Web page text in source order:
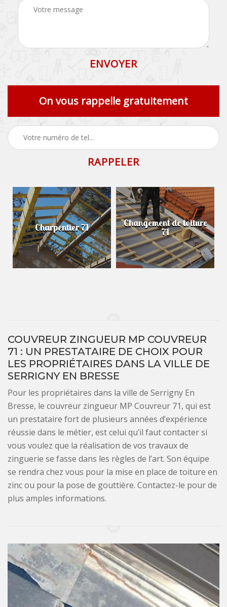
On vous rappelle gratuitement
Charpentier 71 Changement de toiture
71
COUVREUR ZINGUEUR MP COUVREUR
71 : UN PRESTATAIRE DE CHOIX POUR
LES PROPRIÉTAIRES DANS LA VILLE DE
SERRIGNY EN BRESSE
Pour les propriétaires dans la ville de Serrigny En
Bresse, le couvreur zingueur MP Couvreur 71, qui est
un prestataire fort de plusieurs années d’expérience
réussie dans le métier, est celui qu’il faut contacter si
vous voulez que la réalisation de vos travaux de
zinguerie se fasse dans les règles de l’art. Son équipe
se rendra chez vous pour la mise en place de toiture en
zinc ou pour la pose de gouttière. Contactez-le pour de
plus amples informations.